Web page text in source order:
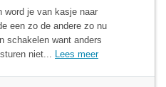
word je van kasje naar
een zo de andere zo nu
schakelen want anders
niet... Lees meer